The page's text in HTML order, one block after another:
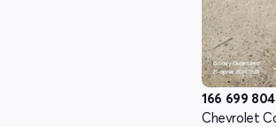
166 699 804